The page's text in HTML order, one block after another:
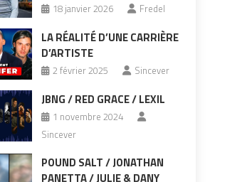
18 janvier 2026 Fredel
LA RÉALITÉ D’UNE CARRIÈRE
D’ARTISTE
2 février 2025 Sincever
JBNG / RED GRACE / LEXIL
1 novembre 2024
Sincever
POUND SALT / JONATHAN
PANETTA / JULIE & DANY